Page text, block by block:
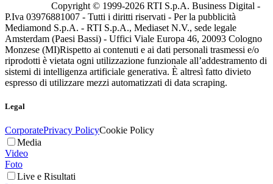
Copyright © 1999-2026 RTI S.p.A. Business Digital -
P.Iva 03976881007 - Tutti i diritti riservati - Per la pubblicità
Mediamond S.p.A. - RTI S.p.A., Mediaset N.V., sede legale
Amsterdam (Paesi Bassi) - Uffici Viale Europa 46, 20093 Cologno
Monzese (MI)Rispetto ai contenuti e ai dati personali trasmessi e/o
riprodotti è vietata ogni utilizzazione funzionale all’addestramento di
sistemi di intelligenza artificiale generativa. È altresì fatto divieto
espresso di utilizzare mezzi automatizzati di data scraping.
Legal
CorporatePrivacy PolicyCookie Policy
Media
Video
Foto
Live e Risultati